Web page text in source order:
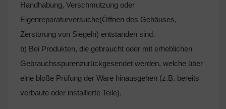
Handhabung, Verschmutzung oder
Eigenreparaturversuche(Öffnen des Gehäuses,
Zerstörung von Siegeln) entstanden sind.
b) Bei Produkten, die gebraucht oder mit erheblichen
Gebrauchsspurenzurückgesendet werden, welche über
eine bloße Prüfung der Ware hinausgehen (z.B. bereits
verbaute oder installierte Teile).